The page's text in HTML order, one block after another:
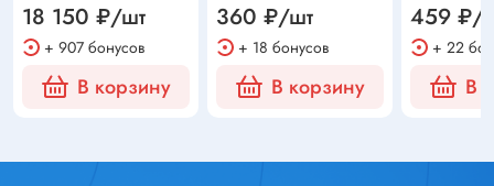
18 150 ₽/шт
+ 907 бонусов
В корзину
360 ₽/шт
+ 18 бонусов
В корзину
459 ₽/
+ 22
В